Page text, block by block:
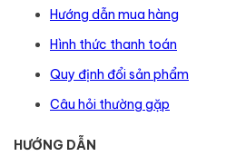
Hướng dẫn mua hàng
Hình thức thanh toán
Quy định đổi sản phẩm
Câu hỏi thường gặp
HƯỚNG DẪN